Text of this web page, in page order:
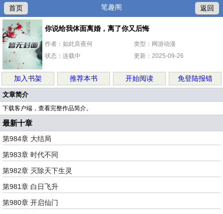
首页 笔趣阁 返回
你说给我体面离婚，离了你又后悔
作者：如此良夜何
类型：网游动漫
状态：连载中
更新：2025-09-26
加入书架 推荐本书 开始阅读 免登陆报错
文章简介
下载客户端，查看完整作品简介。
最新十章
第984章 大结局
第983章 时代不同
第982章 灭除天下生灵
第981章 白日飞升
第980章 开启仙门